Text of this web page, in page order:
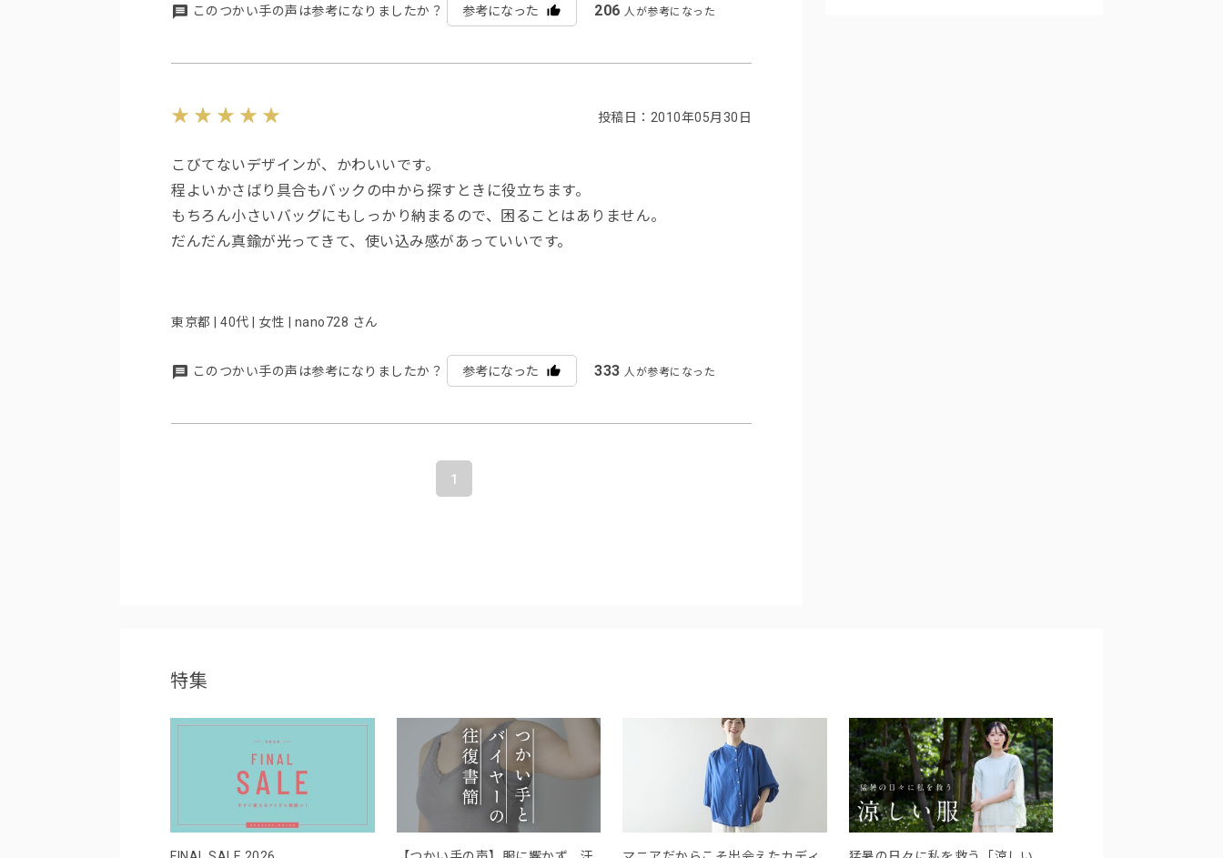
このつかい手の声は参考になりましたか？ 参考になった 206 人が参考になった
投稿日：2010年05月30日
こびてないデザインが、かわいいです。
程よいかさばり具合もバックの中から探すときに役立ちます。
もちろん小さいバッグにもしっかり納まるので、困ることはありません。
だんだん真鍮が光ってきて、使い込み感があっていいです。
東京都 | 40代 | 女性 | nano728 さん
このつかい手の声は参考になりましたか？ 参考になった 333 人が参考になった
1
特集